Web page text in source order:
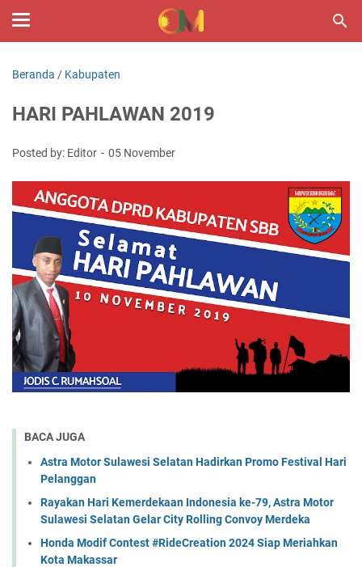
Beranda / Kabupaten
HARI PAHLAWAN 2019
Posted by: Editor 05 November
BACA JUGA
Astra Motor Sulawesi Selatan Hadirkan Promo Festival Hari
Pelanggan
Rayakan Hari Kemerdekaan Indonesia ke-79, Astra Motor
Sulawesi Selatan Gelar City Rolling Convoy Merdeka
Honda Modif Contest #RideCreation 2024 Siap Meriahkan
Kota Makassar